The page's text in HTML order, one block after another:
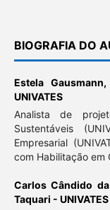
BIOGRAFIA DO
Estela Gausmann,
UNIVATES
Analista de
Sustentáveis
Empresarial
com Habilitação em
Carlos Cândido
Taquari - UNIVATES